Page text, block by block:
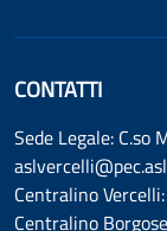
CONTATTI
Sede Legale:
Centralino
Centralino